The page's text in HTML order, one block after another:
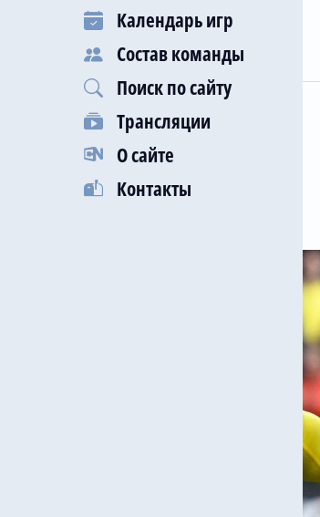
Календарь игр
Состав команды
Поиск по сайту
Трансляции
О сайте
Контакты